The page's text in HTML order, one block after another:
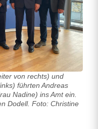
von rechts) und
führten Andreas
Nadine) ins Amt ein.
Dodell. Foto: Christine